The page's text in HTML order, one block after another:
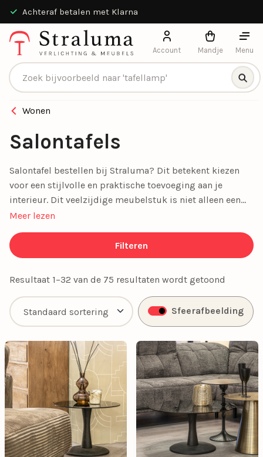
Achteraf betalen met Klarna
Producten zoeken
Account Mandje Menu
Wonen
Salontafels
Salontafel bestellen bij Straluma? Dit betekent kiezen
voor een stijlvolle en praktische toevoeging aan je
interieur. Dit veelzijdige meubelstuk is niet alleen een
functionele plek voor je koffiekopje, boeken of
woonkamer. Van
moderne salontafels
ontwerpen, bij Straluma vind je de perfecte tafel die bij
Meer lezen
Filteren
Resultaat 1–32 van de 75 resultaten wordt getoond
Sfeerafbeelding